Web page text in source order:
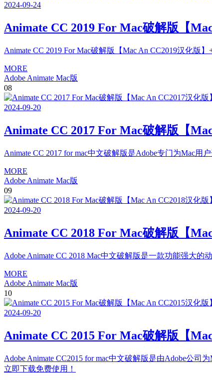
2024-09-24
Animate CC 2019 For Mac破解版【
Animate CC 2019 For Mac破解版【Mac An CC2019汉化版
MORE
Adobe Animate Mac版
08
2024-09-20
Animate CC 2017 For Mac破解版【
Animate CC 2017 for mac中文破解版是Adobe专门为Mac
MORE
Adobe Animate Mac版
09
2024-09-20
Animate CC 2018 For Mac破解版【
Adobe Animate CC 2018 Mac中文破解版是一款功能强大
MORE
Adobe Animate Mac版
10
2024-09-20
Animate CC 2015 For Mac破解版【
Adobe Animate CC2015 for mac中文破解版是由Adobe公
立即下载免费使用！